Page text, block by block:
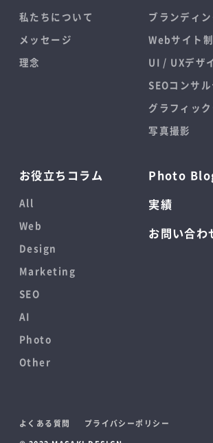
私たちについて
メッセージ
理念
ブランディ
Webサイト
UI / UXデザ
SEOコンサ
グラフィッ
写真撮影
お役立ちコラム
All
Web
Design
Marketing
SEO
AI
Photo
Other
Photo
実績
お問い合わ
よくある質問
プライバシーポリシー